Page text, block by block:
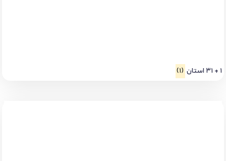
1 + 31 استان (1)